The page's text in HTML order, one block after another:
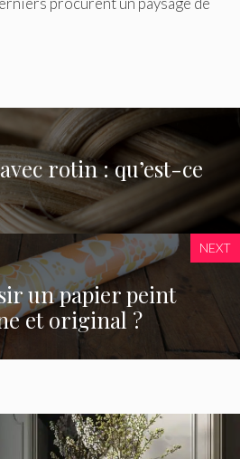
rotin : qu’est-ce
NEXT
un papier peint
et original ?